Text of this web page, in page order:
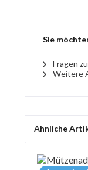
Sie
Fragen
Weitere
Ähnliche